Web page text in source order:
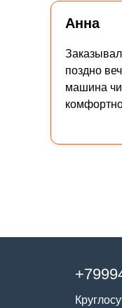
Анна
поздно
машина